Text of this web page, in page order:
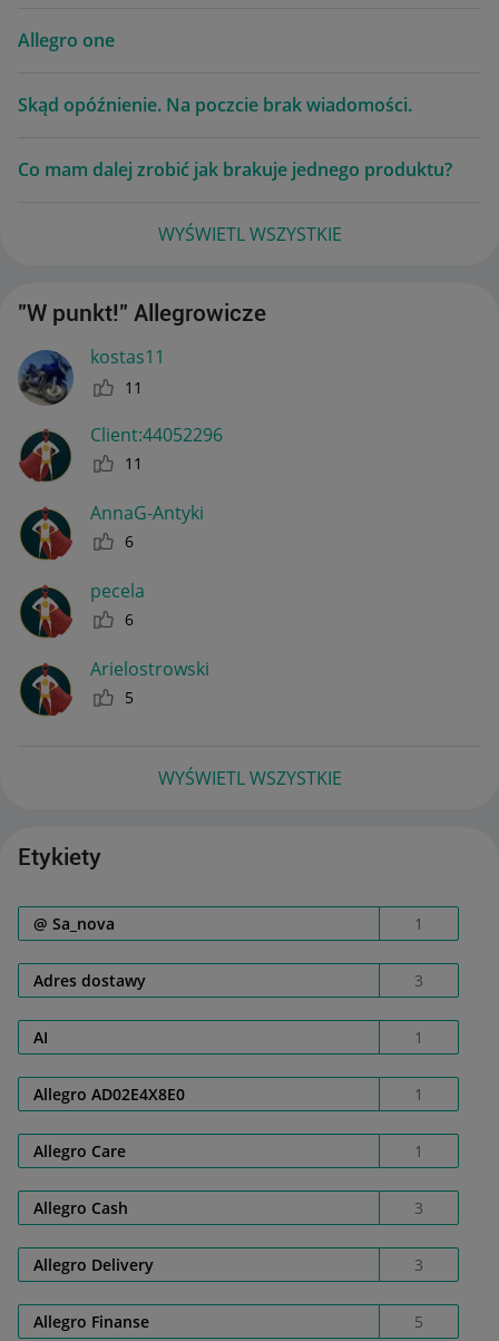
Allegro one
Skąd opóźnienie. Na poczcie brak wiadomości.
Co mam dalej zrobić jak brakuje jednego produktu?
WYŚWIETL WSZYSTKIE
"W punkt!" Allegrowicze
kostas11
11
Client:44052296
11
AnnaG-Antyki
6
pecela
6
Arielostrowski
5
WYŚWIETL WSZYSTKIE
Etykiety
@ Sa_nova 1
Adres dostawy 3
AI 1
Allegro AD02E4X8E0 1
Allegro Care 1
Allegro Cash 3
Allegro Delivery 3
Allegro Finanse 5